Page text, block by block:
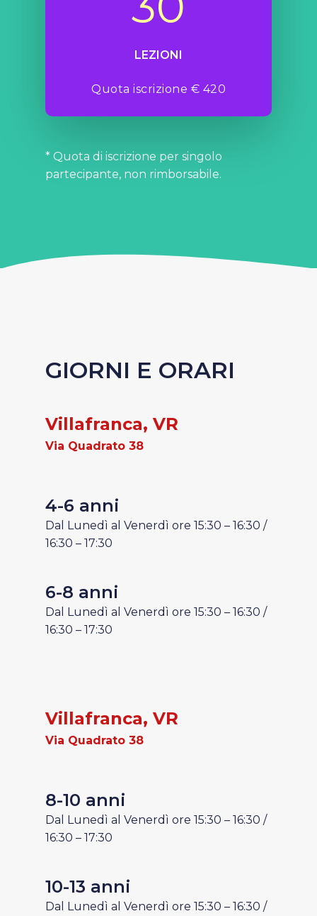
LEZIONI
Quota iscrizione € 420
* Quota di iscrizione per singolo
partecipante, non rimborsabile.
GIORNI E ORARI
Villafranca, VR
Via Quadrato 38
4-6 anni
Dal Lunedì al Venerdì ore 15:30 – 16:30 /
16:30 – 17:30
6-8 anni
Dal Lunedì al Venerdì ore 15:30 – 16:30 /
16:30 – 17:30
Villafranca, VR
Via Quadrato 38
8-10 anni
Dal Lunedì al Venerdì ore 15:30 – 16:30 /
16:30 – 17:30
10-13 anni
Dal Lunedì al Venerdì ore 15:30 – 16:30 /